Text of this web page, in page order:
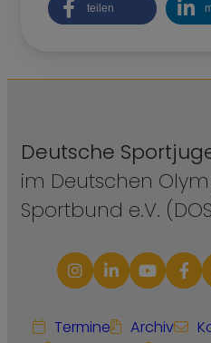
teilen
Deutsche
im Deutschen
Sportbund e.V.
Termine Archiv